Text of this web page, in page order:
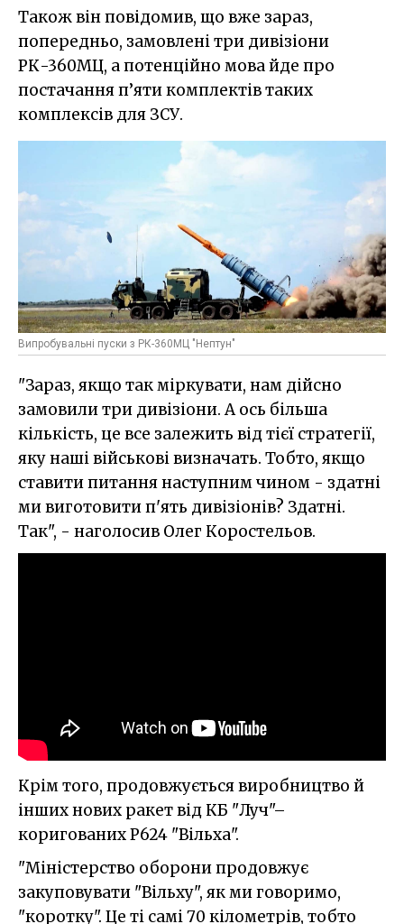
Також він повідомив, що вже зараз,
попередньо, замовлені три дивізіони
РК-360МЦ, а потенційно мова йде про
постачання п’яти комплектів таких
комплексів для ЗСУ.
Випробувальні пуски з РК-360МЦ "Нептун"
"Зараз, якщо так міркувати, нам дійсно
замовили три дивізіони. А ось більша
кількість, це все залежить від тієї стратегії,
яку наші військові визначать. Тобто, якщо
ставити питання наступним чином - здатні
ми виготовити п'ять дивізіонів? Здатні.
Так", - наголосив Олег Коростельов.
Крім того, продовжується виробництво й
інших нових ракет від КБ "Луч"–
коригованих Р624 "Вільха".
"Міністерство оборони продовжує
закуповувати "Вільху", як ми говоримо,
"коротку". Це ті самі 70 кілометрів, тобто